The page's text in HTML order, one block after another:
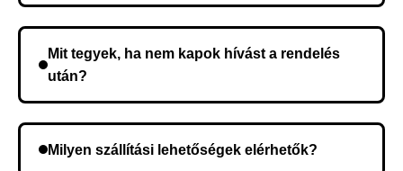
Mit tegyek, ha nem kapok hívást a rendelés
után?
meg a rendelést.
Milyen szállítási lehetőségek elérhetők?